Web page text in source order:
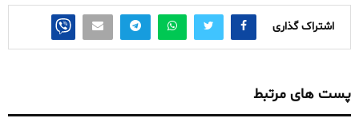
اشتراک گذاری
پست های مرتبط